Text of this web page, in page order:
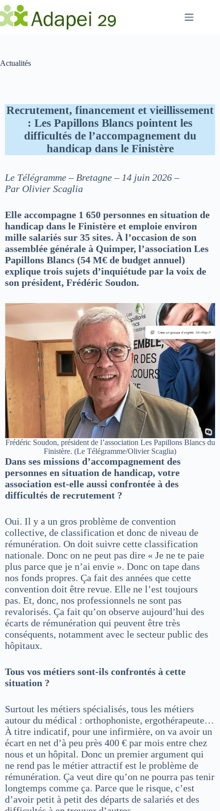
Passer
au
contenu
Actualités
Recrutement, financement et vieillissement
: Les Papillons Blancs pointent les
difficultés de l’accompagnement du
handicap dans le Finistère
Le Télégramme – Bretagne – 14 juin 2026 –
Par Olivier Scaglia
Elle accompagne 1 650 personnes en situation de
handicap dans le Finistère et emploie environ
mille salariés sur 35 sites. À l’occasion de son
assemblée générale à Quimper, l’association Les
Papillons Blancs (54 M€ de budget annuel)
explique trois sujets d’inquiétude par la voix de
son président, Frédéric Soudon.
Frédéric Soudon, président de l’association Les Papillons Blancs du
Finistère. (Le Télégramme/Olivier Scaglia)
Dans ses missions d’accompagnement des
personnes en situation de handicap, votre
association est-elle aussi confrontée à des
difficultés de recrutement ?
Oui. Il y a un gros problème de convention
collective, de classification et donc de niveau de
rémunération. On doit suivre cette classification
nationale. Donc on ne peut pas dire « Je ne te paie
plus parce que je n’ai envie ». Donc on tape dans
nos fonds propres. Ça fait des années que cette
convention doit être revue. Elle ne l’est toujours
pas. Et, donc, nos professionnels ne sont pas
revalorisés. Ça fait qu’on observe aujourd’hui des
écarts de rémunération qui peuvent être très
conséquents, notamment avec le secteur public des
hôpitaux.
Tous vos métiers sont-ils confrontés à cette
situation ?
Surtout les métiers spécialisés, tous les métiers
autour du médical : orthophoniste, ergothérapeute…
À titre indicatif, pour une infirmière, on va avoir un
écart en net d’à peu près 400 € par mois entre chez
nous et un hôpital. Donc un premier argument qui
ne rend pas le métier attractif est le problème de
rémunération. Ça veut dire qu’on ne pourra pas tenir
longtemps comme ça. Parce que le risque, c’est
d’avoir petit à petit des départs de salariés et des